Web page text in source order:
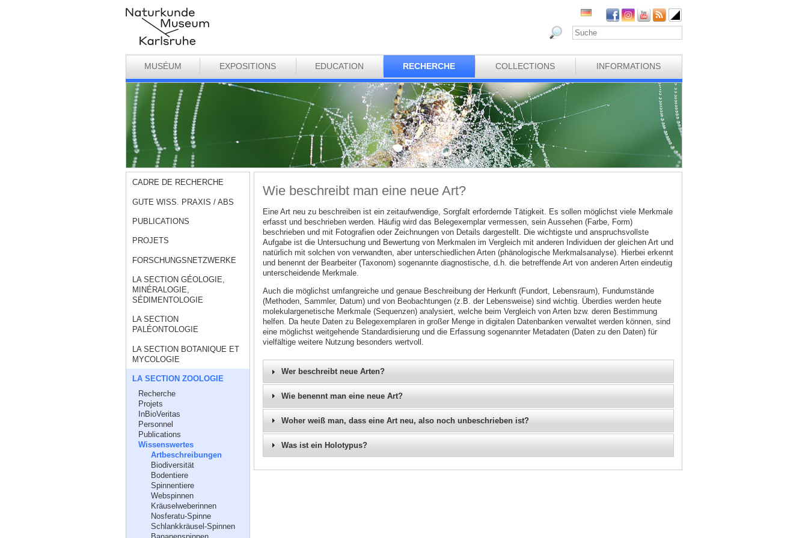
MUSÉUM EXPOSITIONS EDUCATION RECHERCHE COLLECTIONS INFORMATIONS
CADRE DE RECHERCHE
GUTE WISS. PRAXIS / ABS
PUBLICATIONS
PROJETS
FORSCHUNGSNETZWERKE
LA SECTION GÉOLOGIE,
MINÉRALOGIE,
SÉDIMENTOLOGIE
LA SECTION
PALÉONTOLOGIE
LA SECTION BOTANIQUE ET
MYCOLOGIE
LA SECTION ZOOLOGIE
Recherche
Projets
InBioVeritas
Personnel
Publications
Wissenswertes
Artbeschreibungen
Biodiversität
Bodentiere
Spinnentiere
Webspinnen
Kräuselweberinnen
Nosferatu-Spinne
Schlankkräusel-Spinnen
Wie beschreibt man eine neue Art?
Eine Art neu zu beschreiben ist ein zeitaufwendige, Sorgfalt erfordernde Tätigkeit. Es sollen möglichst viele Merkmale
erfasst und beschrieben werden. Häufig wird das Belegexemplar vermessen, sein Aussehen (Farbe, Form)
beschrieben und mit Fotografien oder Zeichnungen von Details dargestellt. Die wichtigste und anspruchsvollste
Aufgabe ist die Untersuchung und Bewertung von Merkmalen im Vergleich mit anderen Individuen der gleichen Art und
natürlich mit solchen von verwandten, aber unterschiedlichen Arten (phänologische Merkmalsanalyse). Hierbei erkennt
und benennt der Bearbeiter (Taxonom) sogenannte diagnostische, d.h. die betreffende Art von anderen Arten eindeutig
unterscheidende Merkmale.
Auch die möglichst umfangreiche und genaue Beschreibung der Herkunft (Fundort, Lebensraum), Fundumstände
(Methoden, Sammler, Datum) und von Beobachtungen (z.B. der Lebensweise) sind wichtig. Überdies werden heute
molekulargenetische Merkmale (Sequenzen) analysiert, welche beim Vergleich von Arten bzw. deren Bestimmung
helfen. Da heute Daten zu Belegexemplaren in großer Menge in digitalen Datenbanken verwaltet werden können, sind
eine möglichst weitgehende Standardisierung und die Erfassung sogenannter Metadaten (Daten zu den Daten) für
vielfältige weitere Nutzung besonders wertvoll.
Wer beschreibt neue Arten?
Wie benennt man eine neue Art?
Woher weiß man, dass eine Art neu, also noch unbeschrieben ist?
Was ist ein Holotypus?